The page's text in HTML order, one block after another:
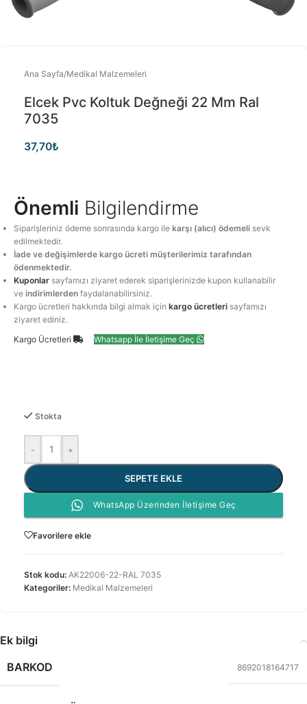
Ana Sayfa/Medikal Malzemeleri
Elcek Pvc Koltuk Değneği 22 Mm Ral
7035
37,70₺
Önemli Bilgilendirme
Siparişleriniz ödeme sonrasında kargo ilekarşı (alıcı) ödemeli sevk
edilmektedir.
İade ve değişimlerde kargo ücreti müşterilerimiz tarafından
ödenmektedir.
Kuponlar sayfamızı ziyaret ederek siparişlerinizde kupon kullanabilir
veindirimlerden faydalanabilirsiniz.
Kargo ücretleri hakkında bilgi almak içinkargo ücretleri sayfamızı
ziyaret ediniz.
Kargo Ücretleri
Whatsapp İle İletişime Geç
Stokta
- +
SEPETE EKLE
WhatsApp Üzerinden İletişime Geç
Favorilere ekle
Stok kodu: AK22006-22-RAL 7035
Kategoriler: Medikal Malzemeleri
Ek bilgi
BARKOD
8692018164717